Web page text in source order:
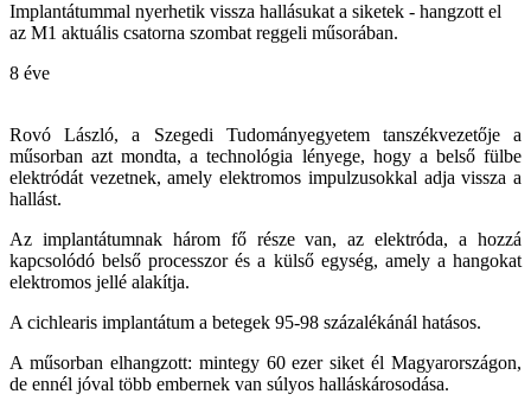
Implantátummal nyerhetik vissza hallásukat a siketek - hangzott el
az M1 aktuális csatorna szombat reggeli műsorában.
8 éve
Rovó László, a Szegedi Tudományegyetem tanszékvezetője a
műsorban azt mondta, a technológia lényege, hogy a belső fülbe
elektródát vezetnek, amely elektromos impulzusokkal adja vissza a
hallást.
Az implantátumnak három fő része van, az elektróda, a hozzá
kapcsolódó belső processzor és a külső egység, amely a hangokat
elektromos jellé alakítja.
A cichlearis implantátum a betegek 95-98 százalékánál hatásos.
A műsorban elhangzott: mintegy 60 ezer siket él Magyarországon,
de ennél jóval több embernek van súlyos halláskárosodása.